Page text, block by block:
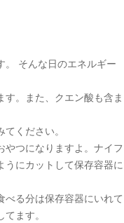
。 そんな日のエネルギー
。また、クエン酸も含ま
ください。
やつになりますよ。ナイフ
うにカットして保存容器に
べる分は保存容器にいれて
ます。